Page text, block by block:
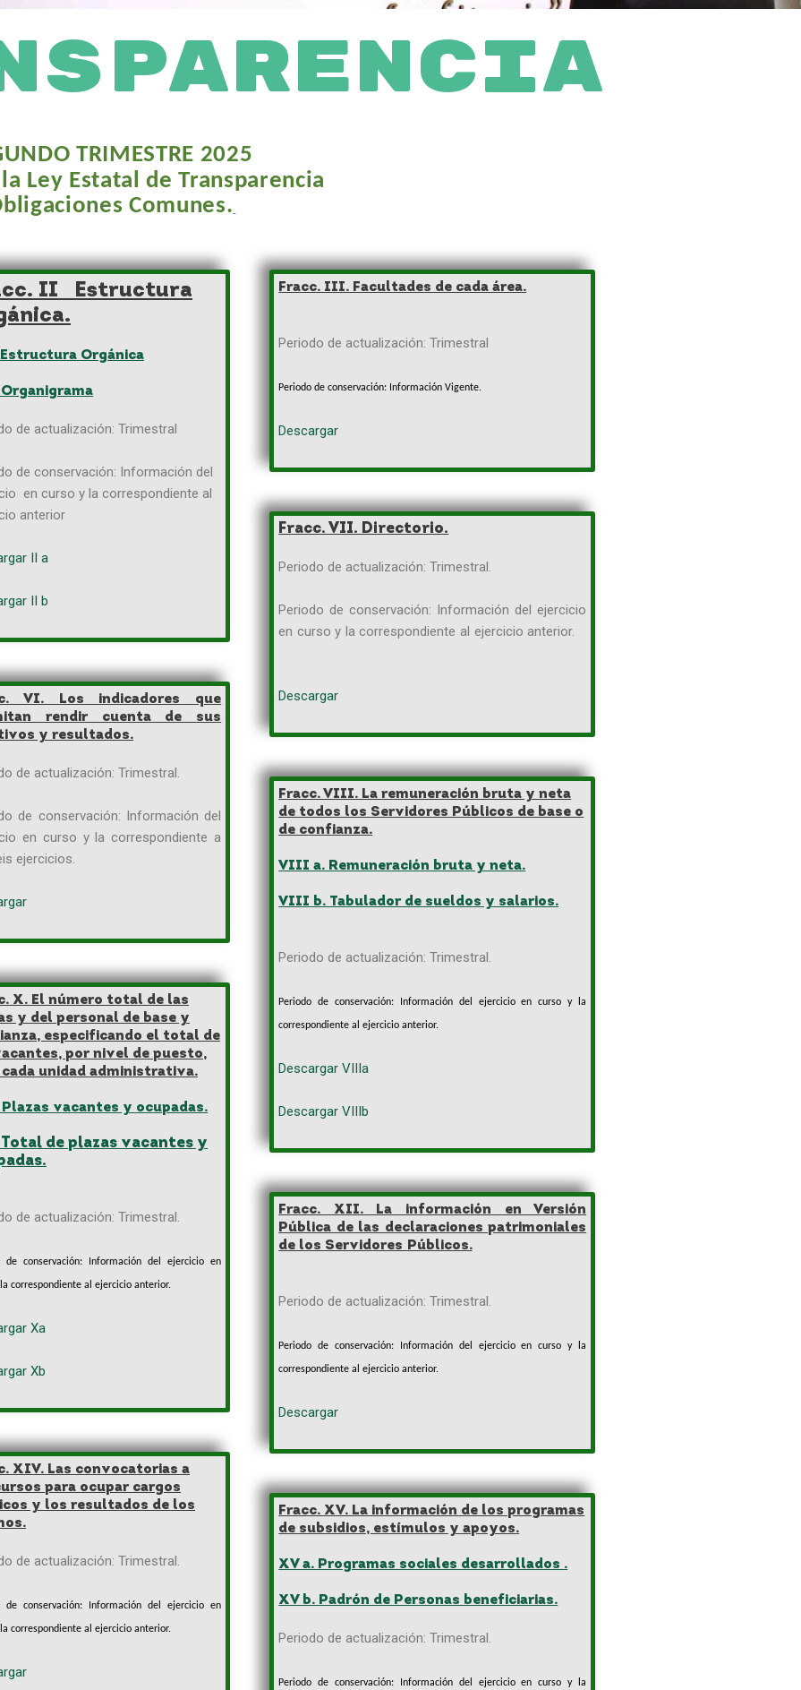
TRIMESTRE 2025
Ley Estatal de Transparencia
Comunes.
II Estructura
Orgánica
de actualización: Trimestral
de conservación: Información del
en curso y la correspondiente al
anterior
II a
II b
VI. Los indicadores que
rendir cuenta de sus
y resultados.
de actualización: Trimestral.
de conservación: Información del
en curso y la correspondiente a
ejercicios.
X. El número total de las
y del personal de base y
especificando el total de
por nivel de puesto,
cada unidad administrativa.
Plazas vacantes y ocupadas.
Total de plazas vacantes y
de actualización: Trimestral.
de conservación: Información del ejercicio en
correspondiente al ejercicio anterior.
Xa
Xb
XIV. Las convocatorias a
para ocupar cargos
y los resultados de los
de actualización: Trimestral.
de conservación: Información del ejercicio en
correspondiente al ejercicio anterior.
Fracc. III. Facultades de cada área.
Periodo de actualización: Trimestral
Periodo de conservación: Información Vigente.
Descargar
Fracc. VII. Directorio.
Periodo de actualización: Trimestral.
Periodo de conservación: Información del ejercicio
en curso y la correspondiente al ejercicio anterior.
Descargar
Fracc. VIII. La remuneración bruta y neta
de todos los Servidores Públicos de base o
de confianza.
VIII a. Remuneración bruta y neta.
VIII b. Tabulador de sueldos y salarios.
Periodo de actualización: Trimestral.
Periodo de conservación: Información del ejercicio en curso y la
correspondiente al ejercicio anterior.
Descargar VIIIa
Descargar VIIIb
Fracc. XII. La información en Versión
Pública de las declaraciones patrimoniales
de los Servidores Públicos.
Periodo de actualización: Trimestral.
Periodo de conservación: Información del ejercicio en curso y la
correspondiente al ejercicio anterior.
Descargar
Fracc. XV. La información de los programas
de subsidios, estímulos y apoyos.
XV a. Programas sociales desarrollados .
XV b. Padrón de Personas beneficiarias.
Periodo de actualización: Trimestral.
Periodo de conservación: Información del ejercicio en curso y la